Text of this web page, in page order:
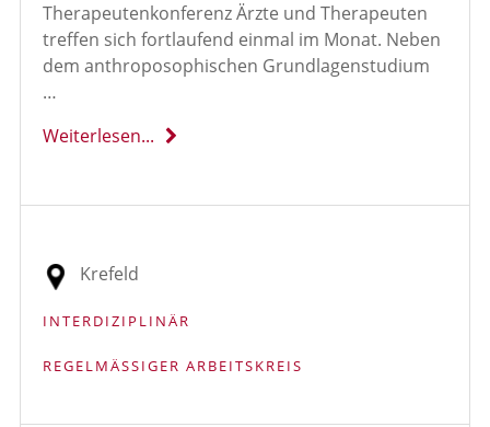
Therapeutenkonferenz Ärzte und Therapeuten
treffen sich fortlaufend einmal im Monat. Neben
dem anthroposophischen Grundlagenstudium
…
Weiterlesen...
Krefeld
INTERDIZIPLINÄR
REGELMÄSSIGER ARBEITSKREIS